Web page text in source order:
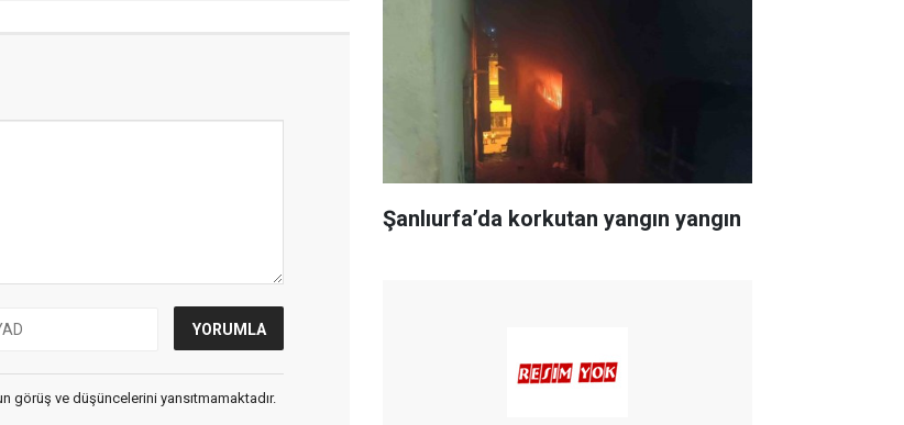
görüş ve düşüncelerini yansıtmamaktadır.
Şanlıurfa’da korkutan yangın yangın